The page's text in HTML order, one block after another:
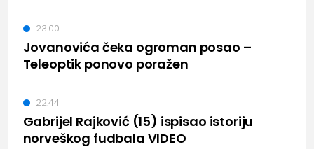
Jovanovića čeka ogroman posao –
Teleoptik ponovo poražen
23:00
Gabrijel Rajković (15) ispisao istoriju
norveškog fudbala VIDEO
22:44